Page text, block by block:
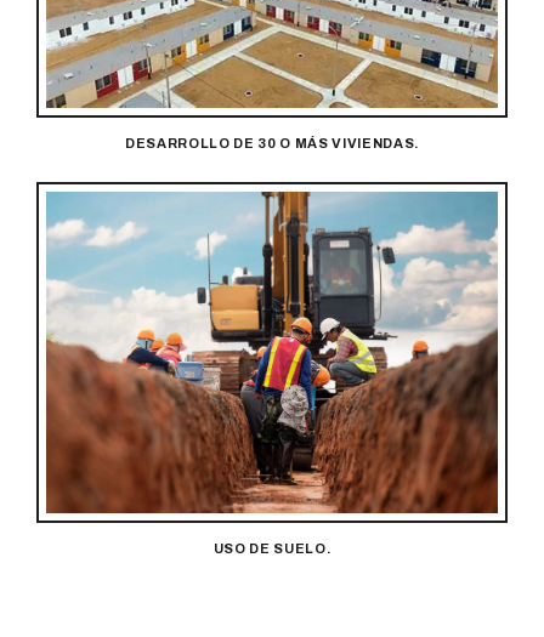
DESARROLLO DE 30 O MÁS VIVIENDAS.
USO DE SUELO.